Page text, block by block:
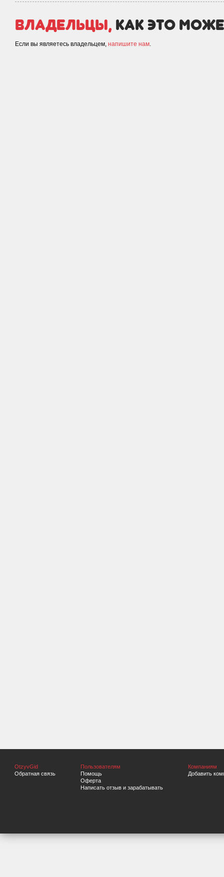
Владельцы, как это
Если вы являетесь владельцем, напишите нам.
OtzyvGid
Обратная связь
Пользователям
Помощь
Оферта
Написать отзыв и зарабатывать
Компаниям
Добавить